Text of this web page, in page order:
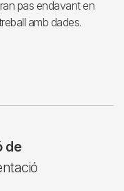
pas endavant en
amb dades.
de